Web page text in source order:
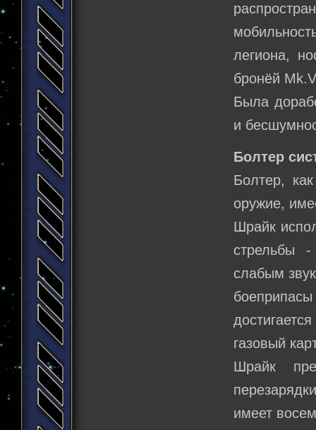
легиона,
бронёй
Была
и
Болтер
Болтер,
оружие,
Шрайк
стрельбы
слабым
газовый
Шрайк
имеет